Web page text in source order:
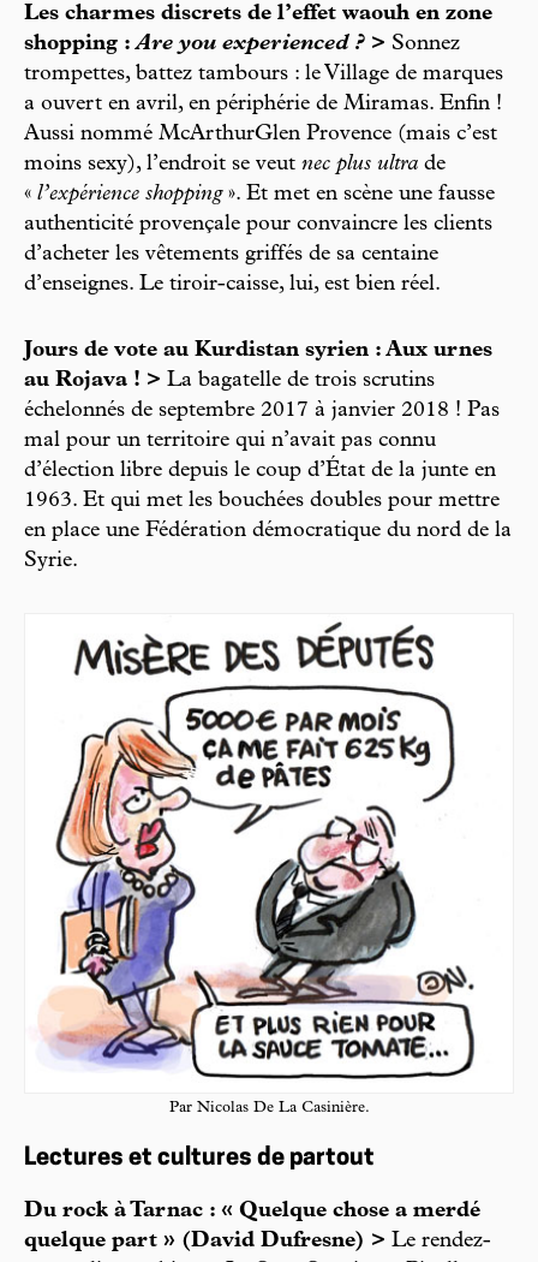
Les charmes discrets de l’effet waouh en zone
shopping :Are you experienced ? > Sonnez
trompettes, battez tambours : le Village de marques
a ouvert en avril, en périphérie de Miramas. Enfin !
Aussi nommé McArthurGlen Provence (mais c’est
moins sexy), l’endroit se veut nec plus ultra de
« l’expérience shopping». Et met en scène une fausse
authenticité provençale pour convaincre les clients
d’acheter les vêtements griffés de sa centaine
d’enseignes. Le tiroir-caisse, lui, est bien réel.
Jours de vote au Kurdistan syrien : Aux urnes
au Rojava ! > La bagatelle de trois scrutins
échelonnés de septembre 2017 à janvier 2018 ! Pas
mal pour un territoire qui n’avait pas connu
d’élection libre depuis le coup d’État de la junte en
1963. Et qui met les bouchées doubles pour mettre
en place une Fédération démocratique du nord de la
Syrie.
Par Nicolas De La Casinière.
Lectures et cultures de partout
Du rock à Tarnac : « Quelque chose a merdé
quelque part » (David Dufresne) > Le rendez-